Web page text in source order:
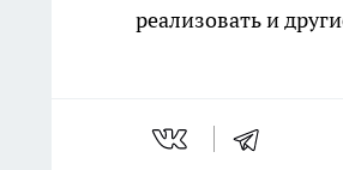
реализовать и